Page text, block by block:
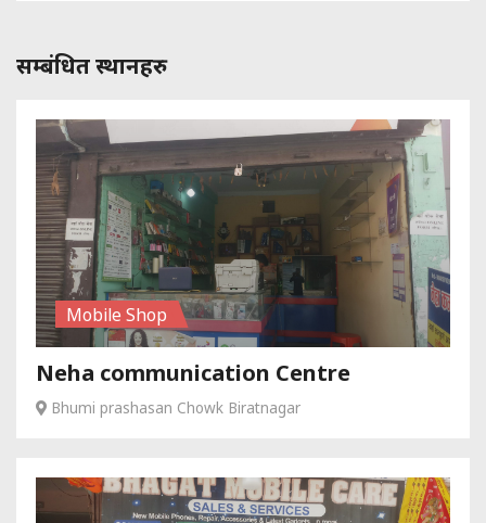
सम्बंधित स्थानहरु
Mobile Shop
Neha communication Centre
Bhumi prashasan Chowk Biratnagar